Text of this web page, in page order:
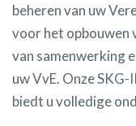
beheren van uw
voor het opbouwen
van samenwerking
uw VvE. Onze
biedt u volledige